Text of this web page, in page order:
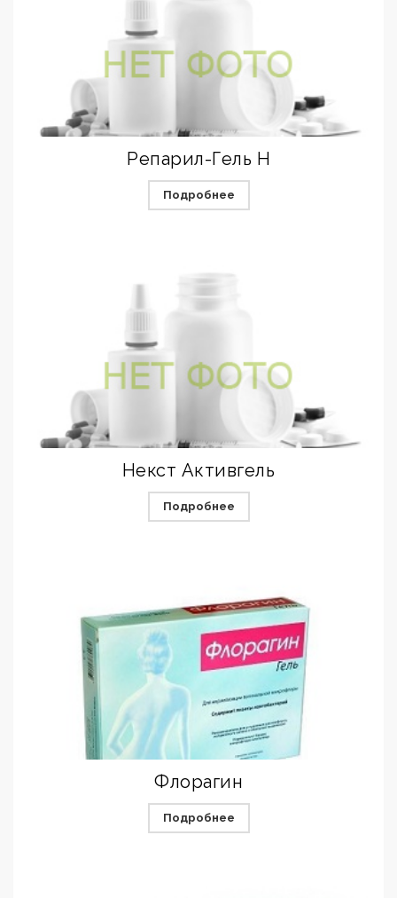
Репарил-Гель Н
Подробнее
Некст Активгель
Подробнее
Флорагин
Подробнее